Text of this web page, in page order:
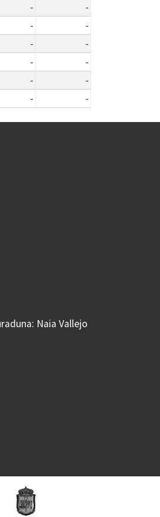
-
-
-
-
-
-
-
-
-
-
- -
Naia Vallejo